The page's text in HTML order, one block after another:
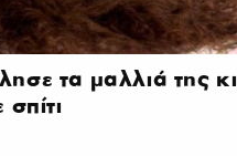
τα μαλλιά της κι